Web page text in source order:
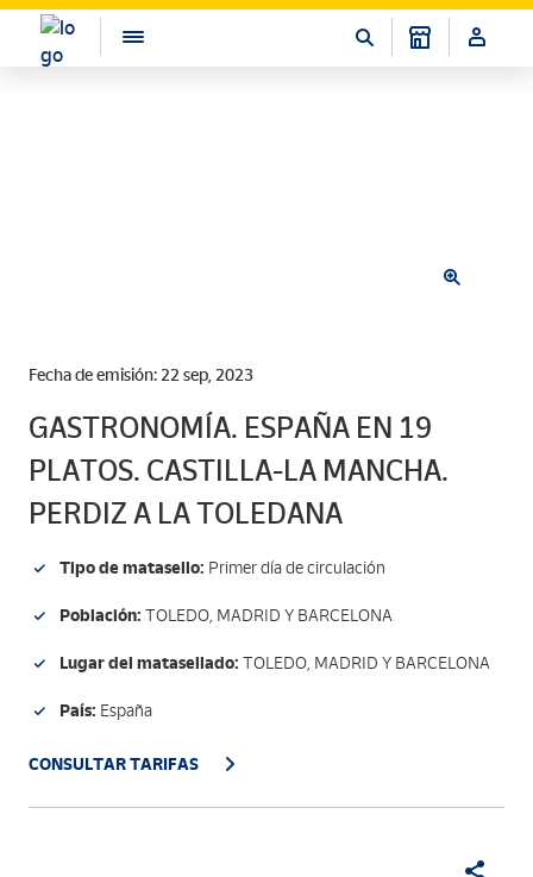
Fecha de emisión: 22 sep, 2023
GASTRONOMÍA. ESPAÑA EN 19
PLATOS. CASTILLA-LA MANCHA.
PERDIZ A LA TOLEDANA
Tipo de matasello: Primer día de circulación
Población: TOLEDO, MADRID Y BARCELONA
Lugar del matasellado: TOLEDO, MADRID Y BARCELONA
País: España
CONSULTAR TARIFAS